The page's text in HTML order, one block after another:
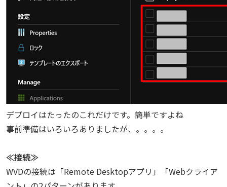
デプロイはたったのこれだけです。簡単ですよね
事前準備はいろいろありましたが、。。。。
≪接続≫
WVDの接続は「Remote Desktopアプリ」「Webクライア